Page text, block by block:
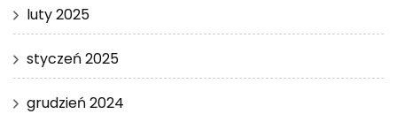
luty 2025
styczeń 2025
grudzień 2024